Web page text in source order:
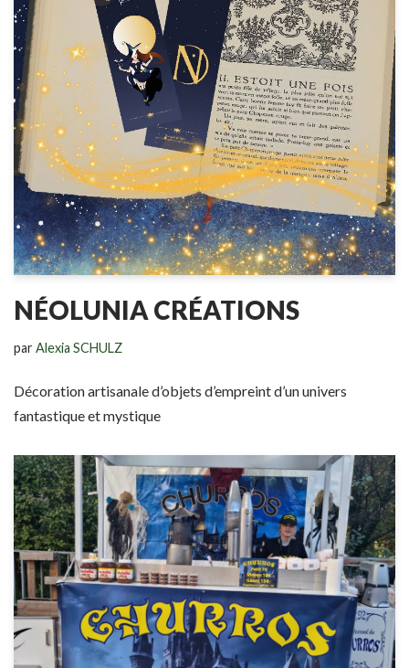
NÉOLUNIA CRÉATIONS
parAlexia SCHULZ
Décoration artisanale d’objets d’empreint d’un univers
fantastique et mystique